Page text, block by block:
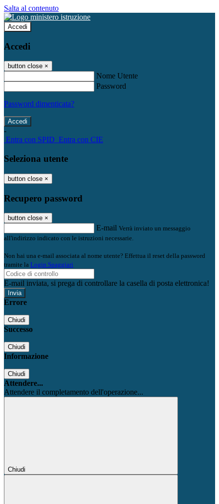
Salta al contenuto
Accedi
Accedi
button close ×
Nome Utente
Password
Password dimenticata?
-
Entra con SPID Entra con CIE
Seleziona utente
button close ×
Recupero password
button close ×
E-mail Verrà inviato un messaggio
all'indirizzo indicato con le istruzioni necessarie.
Non hai una e-mail associata al nome utente? Effettua il reset della password
tramite la Login Spaggiari
E-mail inviata, si prega di controllare la casella di posta elettronica!
Errore
Chiudi
Successo
Chiudi
Informazione
Chiudi
Attendere...
Attendere il completamento dell'operazione...
Chiudi